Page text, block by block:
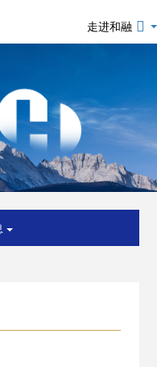
走进和融